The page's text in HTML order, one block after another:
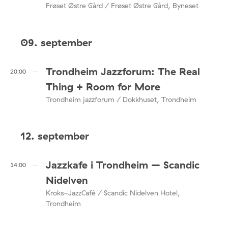
Frøset Østre Gård / Frøset Østre Gård, Byneset
09. september
20:00
Trondheim Jazzforum: The Real
Thing + Room for More
Trondheim jazzforum / Dokkhuset, Trondheim
12. september
14:00
Jazzkafe i Trondheim – Scandic
Nidelven
Kroks-JazzCafé / Scandic Nidelven Hotel,
Trondheim